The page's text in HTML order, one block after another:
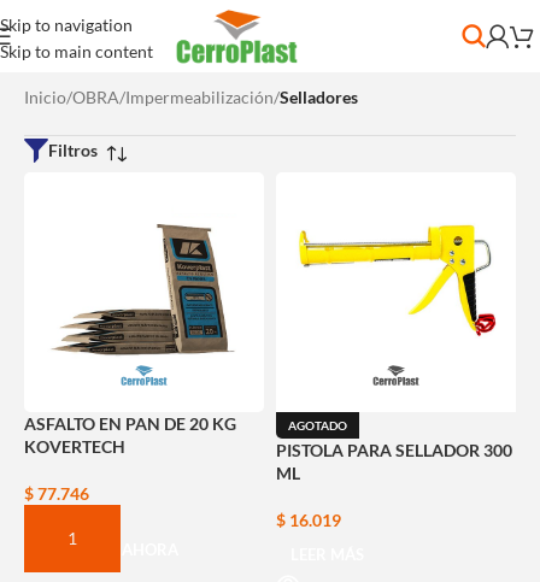
Skip to navigation
Skip to main content
Inicio/OBRA/Impermeabilización/Selladores
Filtros
ASFALTO EN PAN DE 20 KG
KOVERTECH
$77.746
COMPRAR AHORA
AGOTADO
PISTOLA PARA SELLADOR 300
ML
$16.019